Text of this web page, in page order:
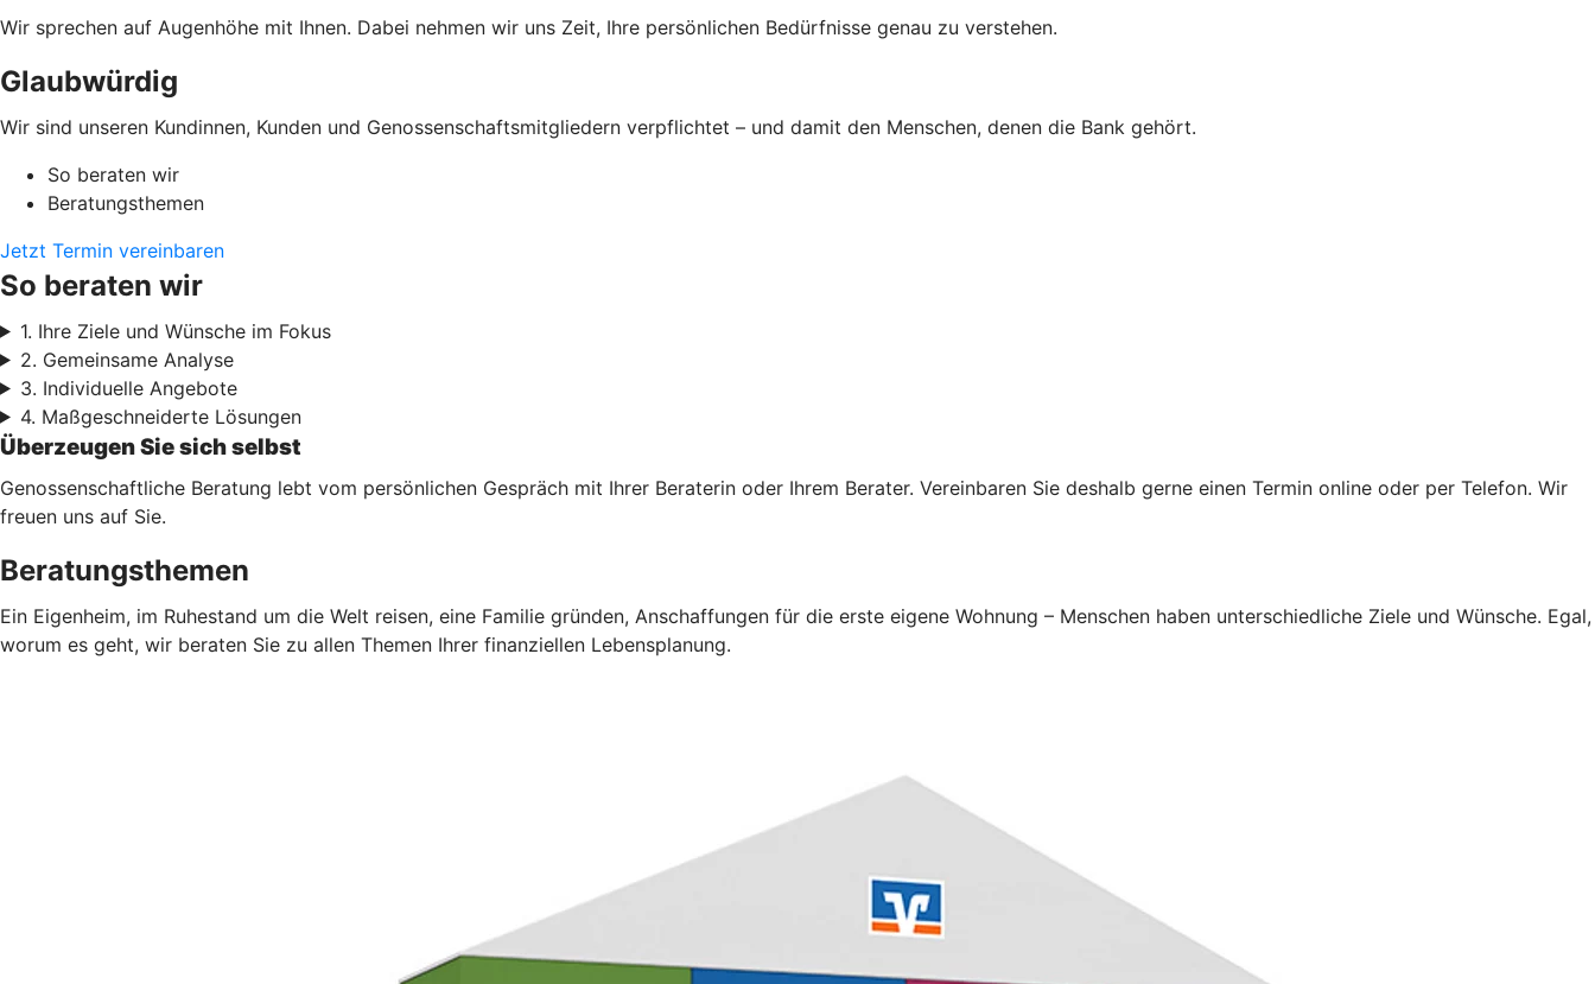
Wir sprechen auf Augenhöhe mit Ihnen. Dabei nehmen wir uns Zeit, Ihre persönlichen Bedürfnisse genau zu verstehen.
Glaubwürdig
Wir sind unseren Kundinnen, Kunden und Genossenschaftsmitgliedern verpflichtet – und damit den Menschen, denen die Bank gehört.
So beraten wir
Beratungsthemen
Jetzt Termin vereinbaren
So beraten wir
1. Ihre Ziele und Wünsche im Fokus
2. Gemeinsame Analyse
3. Individuelle Angebote
4. Maßgeschneiderte Lösungen
Überzeugen Sie sich selbst
Genossenschaftliche Beratung lebt vom persönlichen Gespräch mit Ihrer Beraterin oder Ihrem Berater. Vereinbaren Sie deshalb gerne einen Termin online oder per Telefon. Wir
freuen uns auf Sie.
Beratungsthemen
Ein Eigenheim, im Ruhestand um die Welt reisen, eine Familie gründen, Anschaffungen für die erste eigene Wohnung – Menschen haben unterschiedliche Ziele und Wünsche. Egal,
worum es geht, wir beraten Sie zu allen Themen Ihrer finanziellen Lebensplanung.